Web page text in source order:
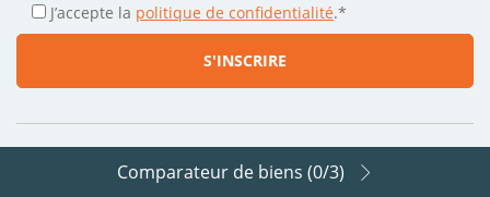
J’accepte la politique de confidentialité.*
Suivez-nous sur les réseaux
Comparateur de biens (0/3)